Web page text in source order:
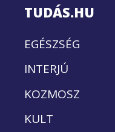
TUDÁS.HU
EGÉSZSÉG
INTERJÚ
KOZMOSZ
KULT